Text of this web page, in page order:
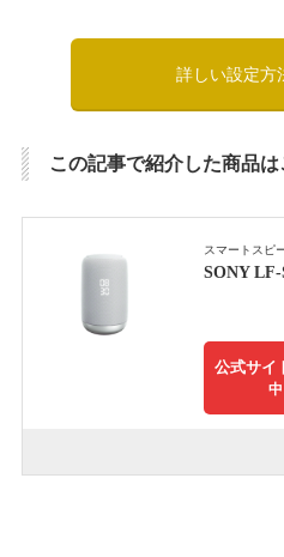
詳しい設定方
この記事で紹介した商品は
スマートスピ
SONY LF-
公式サイ
中